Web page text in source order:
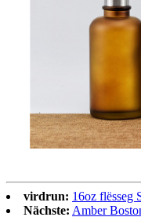
virdrun: 16oz flësseg
Nächste: Amber